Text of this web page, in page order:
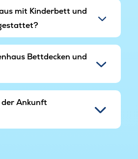
mit Kinderbett und
Bettdecken und
der Ankunft